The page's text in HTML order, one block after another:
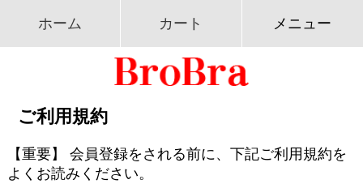
ホーム カート メニュー
ご利用規約
【重要】 会員登録をされる前に、下記ご利用規約を
よくお読みください。